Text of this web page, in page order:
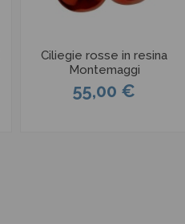
Ciliegie rosse in resina
Montemaggi
55,00 €